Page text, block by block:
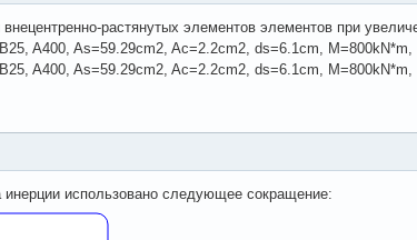
растянутых элементов элементов при
A400, As=59.29cm2, Ac=2.2cm2, ds=6.1cm, M=800kN*m,
A400, As=59.29cm2, Ac=2.2cm2, ds=6.1cm, M=800kN*m,
использовано следующее сокращение: